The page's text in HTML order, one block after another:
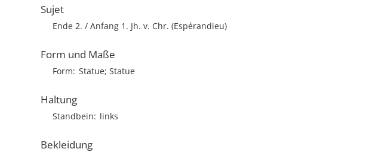
Sujet
Ende 2. / Anfang 1. Jh. v. Chr. (Espérandieu)
Form und Maße
Form Statue; Statue
Haltung
Standbein links
Bekleidung